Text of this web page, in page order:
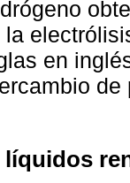
la
en
líquidos